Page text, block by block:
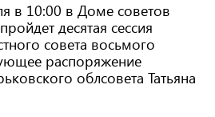
в 10:00 в Доме советов
десятая сессия
совета восьмого
распоряжение
облсовета Татьяна